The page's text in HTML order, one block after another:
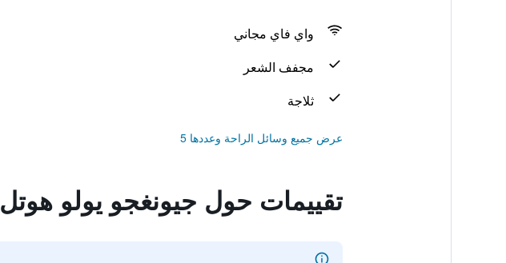
واي فاي مجاني
مجفف الشعر
ثلاجة
عرض جميع وسائل الراحة وعددها 5
تقييمات حول جيونغجو يولو هوتل